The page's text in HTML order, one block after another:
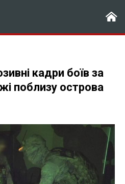
кадри боїв за
поблизу острова